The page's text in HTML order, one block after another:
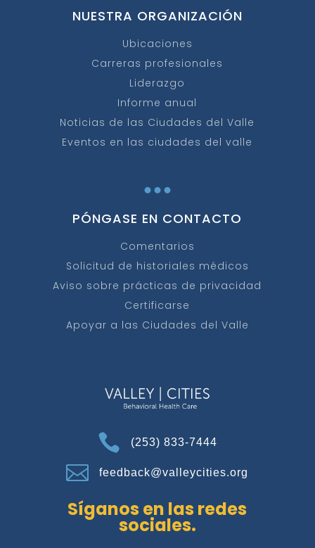
NUESTRA ORGANIZACIÓN
Ubicaciones
Carreras profesionales
Liderazgo
Informe anual
Noticias de las Ciudades del Valle
Eventos en las ciudades del valle
...
PÓNGASE EN CONTACTO
Comentarios
Solicitud de historiales médicos
Aviso sobre prácticas de privacidad
Certificarse
Apoyar a las Ciudades del Valle
 (253) 833-7444
 feedback@valleycities.org
Síganos en las redes
sociales.